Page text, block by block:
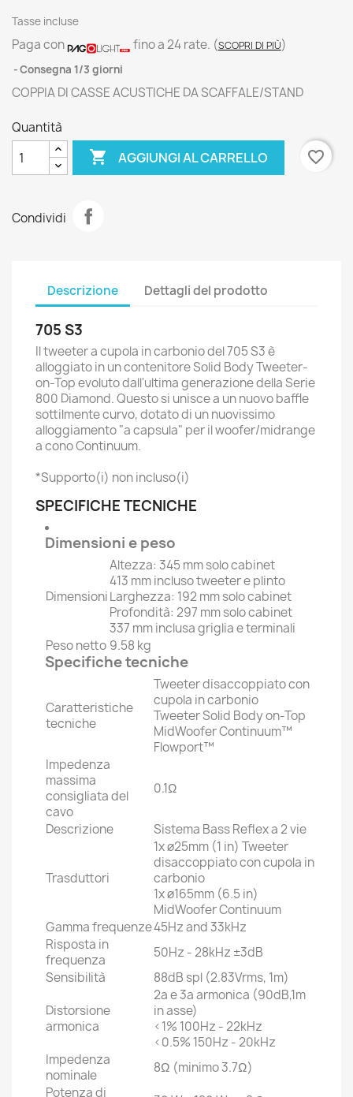
Tasse incluse
Paga con fino a 24 rate. (SCOPRI DI PIÙ)
Consegna 1/3 giorni
COPPIA DI CASSE ACUSTICHE DA SCAFFALE/STAND
Quantità
 AGGIUNGI AL CARRELLO favorite_border
Condividi
Descrizione Dettagli del prodotto
705 S3
Il tweeter a cupola in carbonio del 705 S3 è
alloggiato in un contenitore Solid Body Tweeter-
on-Top evoluto dall'ultima generazione della Serie
800 Diamond. Questo si unisce a un nuovo baffle
sottilmente curvo, dotato di un nuovissimo
alloggiamento "a capsula" per il woofer/midrange
a cono Continuum.
*Supporto(i) non incluso(i)
SPECIFICHE TECNICHE
Dimensioni e peso
Dimensioni
Altezza: 345 mm solo cabinet
413 mm incluso tweeter e plinto
Larghezza: 192 mm solo cabinet
Profondità: 297 mm solo cabinet
337 mm inclusa griglia e terminali
Peso netto 9.58 kg
Specifiche tecniche
Caratteristiche
tecniche
Tweeter disaccoppiato con
cupola in carbonio
Tweeter Solid Body on-Top
MidWoofer Continuum™
Flowport™
Impedenza
massima
consigliata del
cavo
0.1Ω
Descrizione Sistema Bass Reflex a 2 vie
Trasduttori
1x ø25mm (1 in) Tweeter
disaccoppiato con cupola in
carbonio
1x ø165mm (6.5 in)
MidWoofer Continuum
Gamma frequenze45Hz and 33kHz
Risposta in
frequenza
50Hz - 28kHz ±3dB
Sensibilità
88dB spl (2.83Vrms, 1m)
Distorsione
armonica
2a e 3a armonica (90dB,1m
in asse)
<1% 100Hz - 22kHz
<0.5% 150Hz - 20kHz
Impedenza
nominale
8Ω (minimo 3.7Ω)
Potenza di